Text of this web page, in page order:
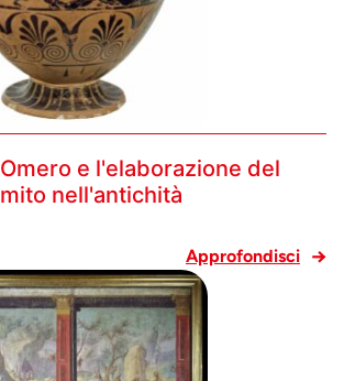
Omero e l'elaborazione del
mito nell'antichità
Approfondisci